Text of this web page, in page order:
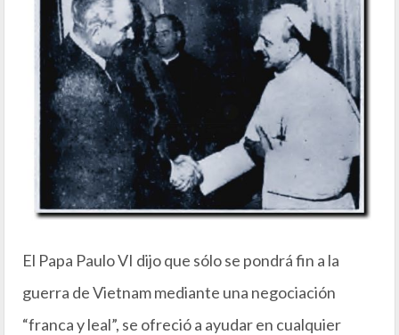
El Papa Paulo VI dijo que sólo se pondrá fin a la
guerra de Vietnam mediante una negociación
“franca y leal”, se ofreció a ayudar en cualquier